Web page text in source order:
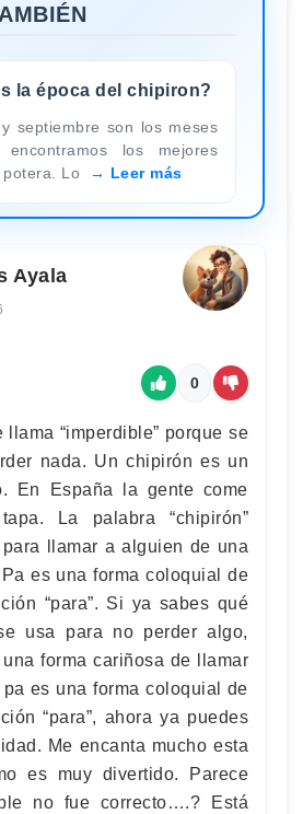
la época del chipiron?
septiembre son los meses
los mejores
Lo
Leer más
Ayala
0
llama “imperdible” porque se
nada. Un chipirón es un
En España la gente come
La palabra “chipirón”
llamar a alguien de una
es una forma coloquial de
“para”. Si ya sabes qué
usa para no perder algo,
forma cariñosa de llamar
es una forma coloquial de
“para”, ahora ya puedes
Me encanta mucho esta
es muy divertido. Parece
no fue correcto….? Está